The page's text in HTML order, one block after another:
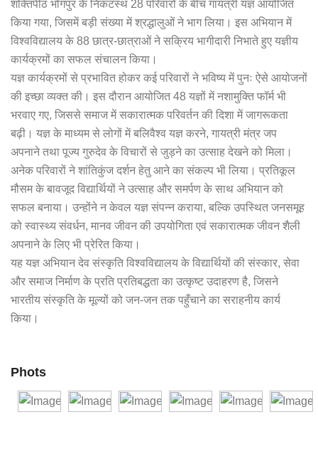
शक्तिपीठ भोगपुर के निकटस्थ 28 परिवारों के बीच गायत्री यज्ञ आयोजित
किया गया, जिसमें बड़ी संख्या में श्रद्धालुओं ने भाग लिया। इस अभियान में
विश्वविद्यालय के 88 छात्र-छात्राओं ने सक्रिय भागीदारी निभाते हुए यज्ञीय
कार्यक्रमों का सफल संचालन किया।
यज्ञ कार्यक्रमों से प्रभावित होकर कई परिवारों ने भविष्य में पुनः ऐसे आयोजनों
की इच्छा व्यक्त की। इस दौरान आयोजित 48 यज्ञों में नशामुक्ति फॉर्म भी
भरवाए गए, जिससे समाज में सकारात्मक परिवर्तन की दिशा में जागरूकता
बढ़ी। यज्ञ के माध्यम से लोगों में बलिवैश्व यज्ञ करने, गायत्री मंत्र जप
अपनाने तथा पूज्य गुरुदेव के विचारों से जुड़ने का उत्साह देखने को मिला।
अनेक परिवारों ने शांतिकुंज दर्शन हेतु आने का संकल्प भी लिया। प्रतिकूल
मौसम के बावजूद विद्यार्थियों ने उत्साह और समर्पण के साथ अभियान को
सफल बनाया। उन्होंने न केवल यज्ञ संपन्न कराया, बल्कि उपस्थित जनसमूह
को स्वास्थ्य संवर्धन, मानव जीवन की उपयोगिता एवं सकारात्मक जीवन शैली
अपनाने के लिए भी प्रेरित किया।
यह यज्ञ अभियान देव संस्कृति विश्वविद्यालय के विद्यार्थियों की संस्कार, सेवा
और समाज निर्माण के प्रति प्रतिबद्धता का उत्कृष्ट उदाहरण है, जिसने
भारतीय संस्कृति के मूल्यों को जन-जन तक पहुँचाने का सराहनीय कार्य
किया।
Phots